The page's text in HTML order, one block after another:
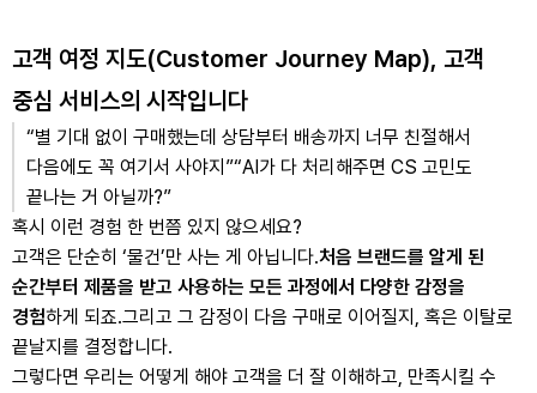
고객 여정 지도(Customer Journey Map), 고객
중심 서비스의 시작입니다
“별 기대 없이 구매했는데 상담부터 배송까지 너무 친절해서
다음에도 꼭 여기서 사야지”“AI가 다 처리해주면 CS 고민도
끝나는 거 아닐까?”
혹시 이런 경험 한 번쯤 있지 않으세요?
고객은 단순히 ‘물건’만 사는 게 아닙니다.처음 브랜드를 알게 된
순간부터 제품을 받고 사용하는 모든 과정에서 다양한 감정을
경험하게 되죠.그리고 그 감정이 다음 구매로 이어질지, 혹은 이탈로
끝날지를 결정합니다.
그렇다면 우리는 어떻게 해야 고객을 더 잘 이해하고, 만족시킬 수